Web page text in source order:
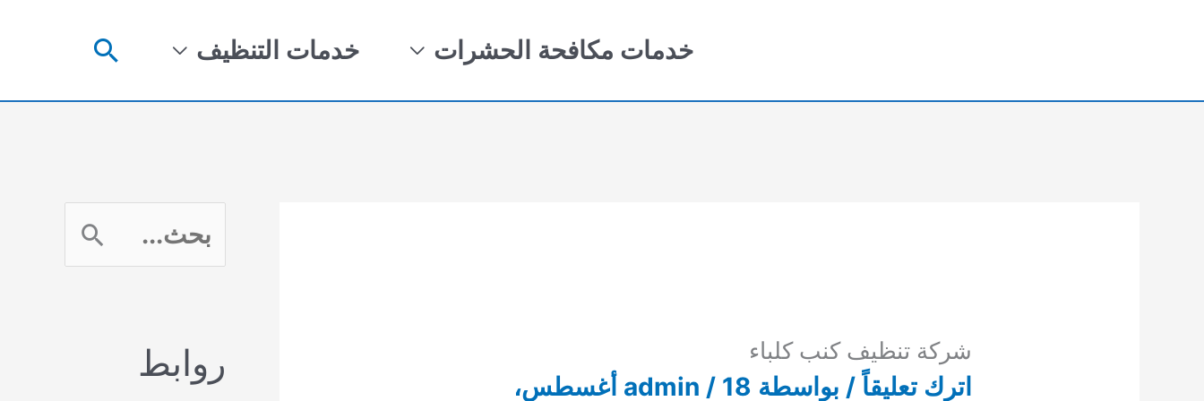
المحتوى
خدمات مكافحة الحشرات خدمات التنظيف البحث
شركة تنظيف كنب كلباء
اترك تعليقاً / بواسطة admin / 18 أغسطس،
ل
ح
روابط